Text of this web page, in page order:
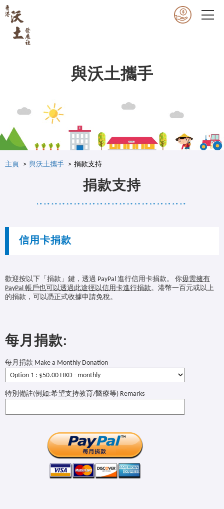
與沃土攜手
主頁 與沃土攜手 捐款支持
捐款支持
信用卡捐款
歡迎按以下「捐款」鍵，透過 PayPal 進行信用卡捐款。 你毋需擁有
PayPal 帳戶也可以透過此途徑以信用卡進行捐款。港幣一百元或以上
的捐款，可以憑正式收據申請免稅。
每月捐款:
每月捐款 Make a Monthly Donation
特別備註(例如:希望支持教育/醫療等) Remarks